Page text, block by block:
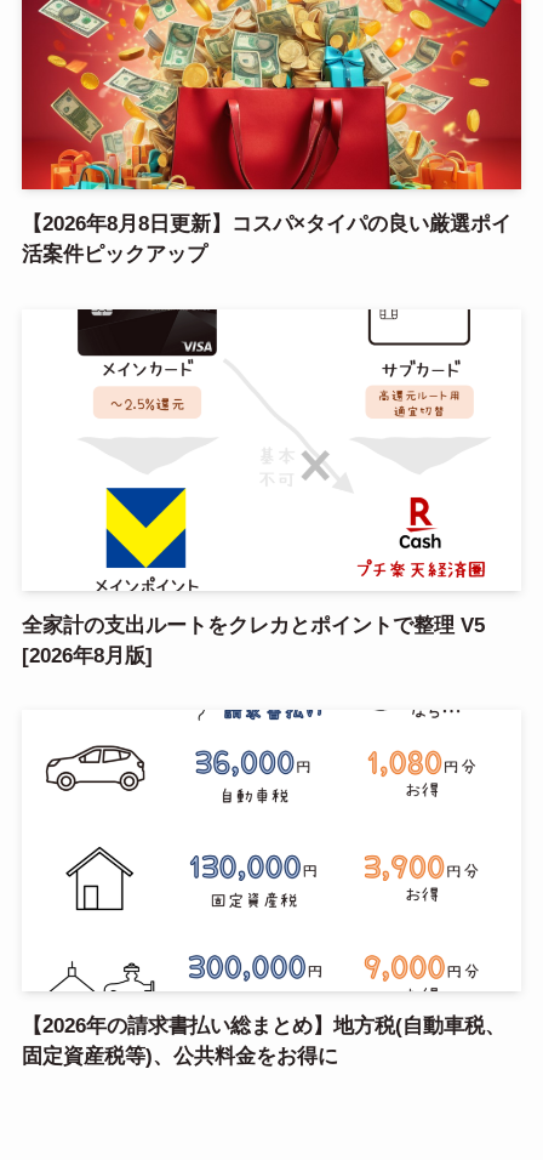
【2026年8月8日更新】コスパ×タイパの良い厳選ポイ
活案件ピックアップ
全家計の支出ルートをクレカとポイントで整理 V5
[2026年8月版]
【2026年の請求書払い総まとめ】地方税(自動車税、
固定資産税等)、公共料金をお得に